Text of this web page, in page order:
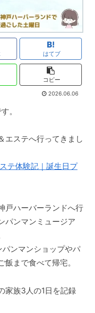
はてブ
コピー
2026.06.06
。
エステへ行ってきまし
テ体験記｜誕生日プ
戸ハーバーランドへ行
パンマンミュージア
ンマンショップやパ
まで食べて帰宅。
家族3人の1日を記録